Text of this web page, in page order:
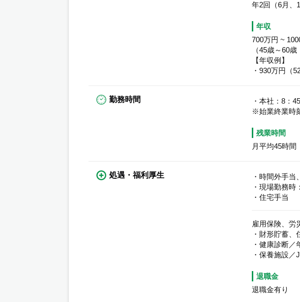
年2回（6月、
年収
700万円 ~
（45歳～60歳
【年収例】
・930万円（
勤務時間
・本社：8：
※始業終業時
残業時間
月平均45時間
処遇・福利厚生
・時間外手
・現場勤務
・住宅手当
雇用保険、労
・財形貯蓄、
・健康診断／
・保養施設
退職金
退職金有り